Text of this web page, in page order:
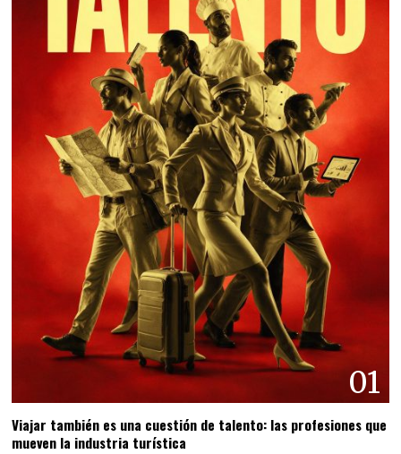
01
Viajar también es una cuestión de talento: las profesiones que
mueven la industria turística